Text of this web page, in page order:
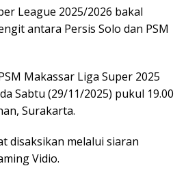
League 2025/2026 bakal
antara Persis Solo dan PSM
Makassar Liga Super 2025
Sabtu (29/11/2025) pukul 19.00
Surakarta.
disaksikan melalui siaran
Vidio.